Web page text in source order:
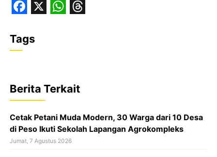
a
c
b
o
o
k
s
A
p
p
a
d
s
Tags
Berita Terkait
Cetak Petani Muda Modern, 30 Warga dari 10 Desa
di Peso Ikuti Sekolah Lapangan Agrokompleks
Jumat, 7 Agustus 2026